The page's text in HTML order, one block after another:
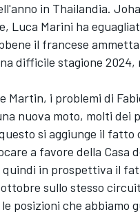
in Thailandia.
Luca Marini ha
il francese
difficile stagione
Martin, i problemi di
nuova moto, molti dei
si aggiunge il
a favore della Casa
in prospettiva il
sullo stesso
posizioni che abbiamo